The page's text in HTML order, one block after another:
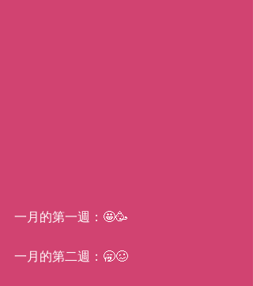
一月的第一週：🤩🥳
一月的第二週：🥱🥴